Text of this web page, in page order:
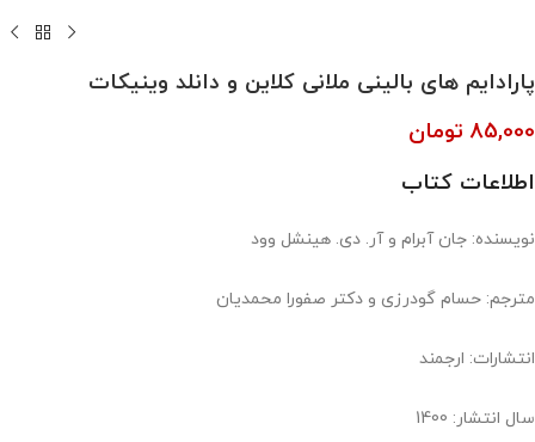
پارادایم‌ های بالینی ملانی کلاین و دانلد وینیکات
85,000 تومان
اطلاعات کتاب
نویسنده: جان آبرام و آر. دی. هینشل وود
مترجم: حسام گودرزی و دکتر صفورا محمدیان ‏
انتشارات: ارجمند
سال انتشار: 1400